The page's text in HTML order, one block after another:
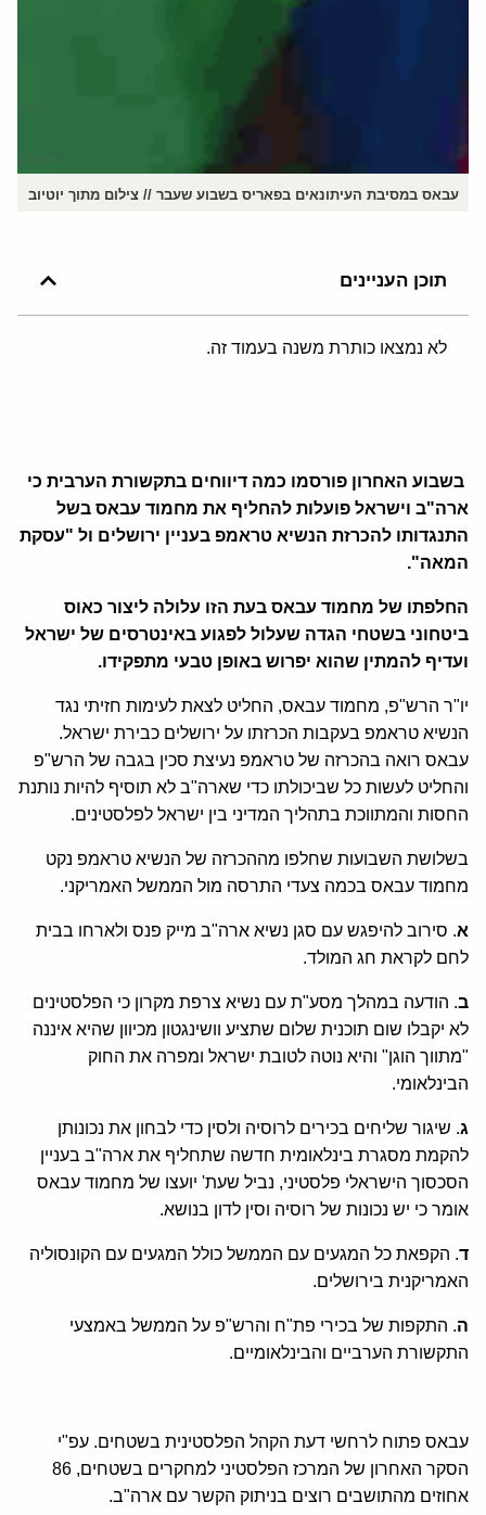
עבאס במסיבת העיתונאים בפאריס בשבוע שעבר // צילום מתוך יוטיוב
תוכן העניינים
לא נמצאו כותרת משנה בעמוד זה.
בשבוע האחרון פורסמו כמה דיווחים בתקשורת הערבית כי
ארה"ב וישראל פועלות להחליף את מחמוד עבאס בשל
התנגדותו להכרזת הנשיא טראמפ בעניין ירושלים ול "עסקת
המאה".
החלפתו של מחמוד עבאס בעת הזו עלולה ליצור כאוס
ביטחוני בשטחי הגדה שעלול לפגוע באינטרסים של ישראל
ועדיף להמתין שהוא יפרוש באופן טבעי מתפקידו.
יו"ר הרש"פ, מחמוד עבאס, החליט לצאת לעימות חזיתי נגד
הנשיא טראמפ בעקבות הכרזתו על ירושלים כבירת ישראל.
עבאס רואה בהכרזה של טראמפ נעיצת סכין בגבה של הרש"פ
והחליט לעשות כל שביכולתו כדי שארה"ב לא תוסיף להיות נותנת
החסות והמתווכת בתהליך המדיני בין ישראל לפלסטינים.
בשלושת השבועות שחלפו מההכרזה של הנשיא טראמפ נקט
מחמוד עבאס בכמה צעדי התרסה מול הממשל האמריקני.
א. סירוב להיפגש עם סגן נשיא ארה"ב מייק פנס ולארחו בבית
לחם לקראת חג המולד.
ב. הודעה במהלך מסע"ת עם נשיא צרפת מקרון כי הפלסטינים
לא יקבלו שום תוכנית שלום שתציע וושינגטון מכיוון שהיא איננה
"מתווך הוגן" והיא נוטה לטובת ישראל ומפרה את החוק
הבינלאומי.
ג. שיגור שליחים בכירים לרוסיה ולסין כדי לבחון את נכונותן
להקמת מסגרת בינלאומית חדשה שתחליף את ארה"ב בעניין
הסכסוך הישראלי פלסטיני, נביל שעת' יועצו של מחמוד עבאס
אומר כי יש נכונות של רוסיה וסין לדון בנושא.
ד. הקפאת כל המגעים עם הממשל כולל המגעים עם הקונסוליה
האמריקנית בירושלים.
ה. התקפות של בכירי פת"ח והרש"פ על הממשל באמצעי
התקשורת הערביים והבינלאומיים.
עבאס פתוח לרחשי דעת הקהל הפלסטינית בשטחים. עפ"י
הסקר האחרון של המרכז הפלסטיני למחקרים בשטחים, 86
אחוזים מהתושבים רוצים בניתוק הקשר עם ארה"ב.